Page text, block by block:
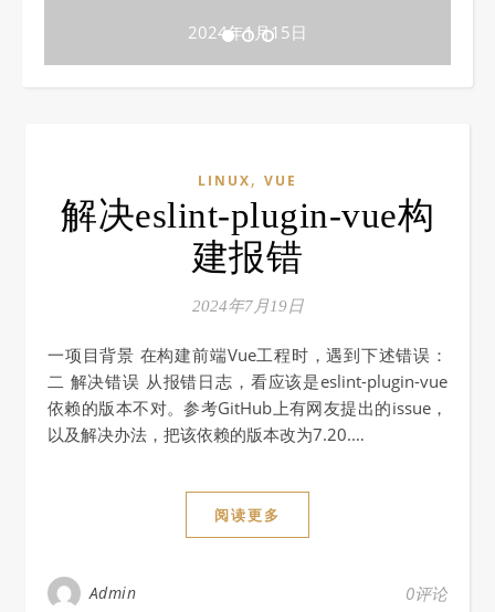
2024年1月15日
LINUX, VUE
解决eslint-plugin-vue构
建报错
2024年7月19日
一项目背景 在构建前端Vue工程时，遇到下述错误：
二 解决错误 从报错日志，看应该是eslint-plugin-vue
依赖的版本不对。参考GitHub上有网友提出的issue，
以及解决办法，把该依赖的版本改为7.20.…
阅读更多
Admin 0评论